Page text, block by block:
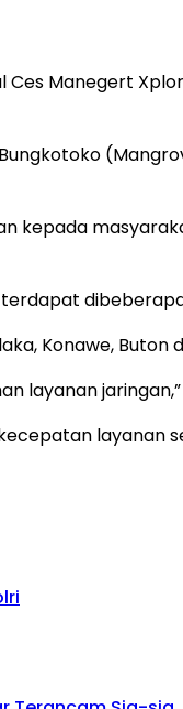
Ces Manegert
kepada
terdapat
Konawe, Buton
layanan
layanan